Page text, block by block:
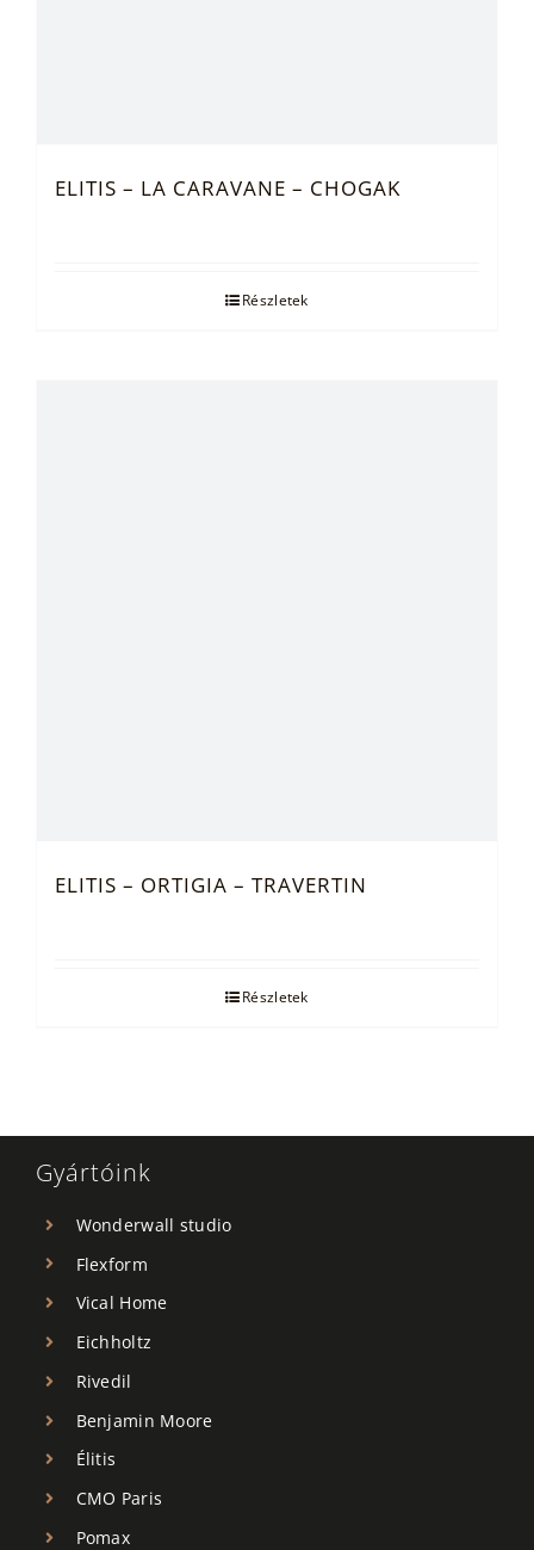
ELITIS – LA CARAVANE – CHOGAK
Részletek
ELITIS – ORTIGIA – TRAVERTIN
Részletek
Gyártóink
Wonderwall studio
Flexform
Vical Home
Eichholtz
Rivedil
Benjamin Moore
Élitis
CMO Paris
Pomax